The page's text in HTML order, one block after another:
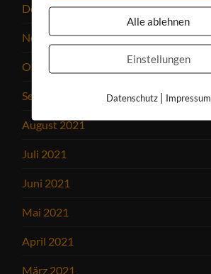
Dezember 2021
November 2021
Oktober 2021
September 2021
August 2021
Juli 2021
Juni 2021
Mai 2021
April 2021
März 2021
Alle ablehnen
Einstellungen
Datenschutz| Impressum